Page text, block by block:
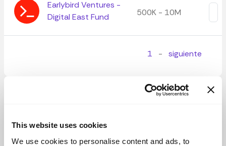
This website uses cookies
We use cookies to personalise content and ads, to
Earlybird Ventures -
Digital East Fund
500K - 10M
1 - siguiente